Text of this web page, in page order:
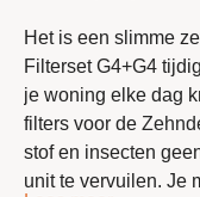
Het is een slimme
Filterset G4+G4
je woning elke dag
filters voor de
stof en insecten
unit te vervuilen. Je